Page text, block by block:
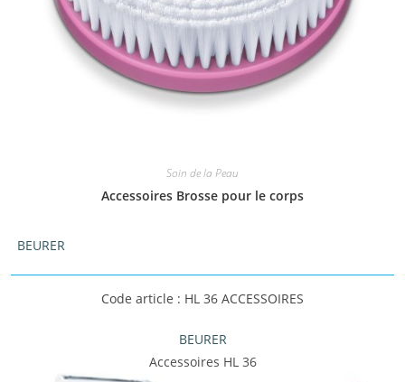
Soin de la Peau
Accessoires Brosse pour le corps
BEURER
Code article : HL 36 ACCESSOIRES
BEURER
Accessoires HL 36